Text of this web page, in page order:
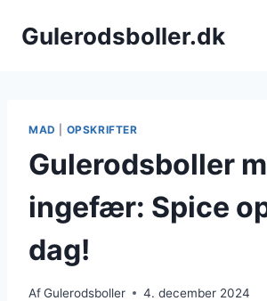
Gulerodsboller.dk
MAD OPSKRIFTER
Gulerodsboller
ingefær: Spice
dag!
AfGulerodsboller 4. december 2024